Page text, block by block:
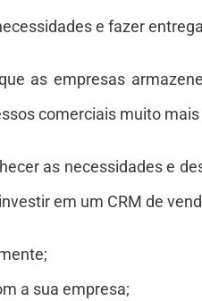
e fazer
as empresas
comerciais muito
as necessidades e
em um CRM de
a sua empresa;